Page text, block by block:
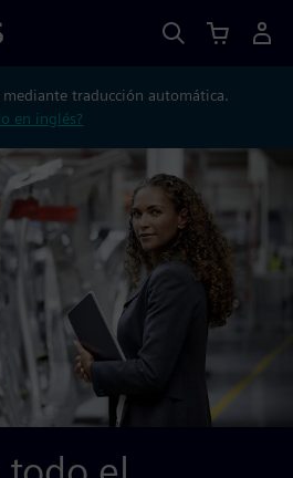
mediante traducción automática.
en inglés?